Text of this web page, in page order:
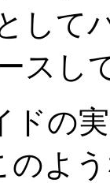
して
スし
ドの
のよ